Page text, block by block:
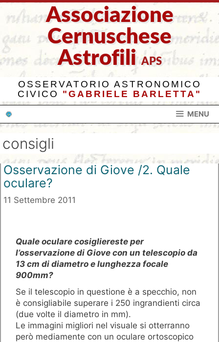
Vai
Associazione
Cernuschese
Astrofili APS
OSSERVATORIO ASTRONOMICO
CIVICO "GABRIELE BARLETTA"
MENU
consigli
Osservazione di Giove /2. Quale
oculare?
11 Settembre 2011
Quale oculare cosigliereste per
l’osservazione di Giove con un telescopio da
13 cm di diametro e lunghezza focale
900mm?
Se il telescopio in questione è a specchio, non
è consigliabile superare i 250 ingrandienti circa
(due volte il diametro in mm).
Le immagini migliori nel visuale si otterranno
però mediamente con un oculare ortoscopico